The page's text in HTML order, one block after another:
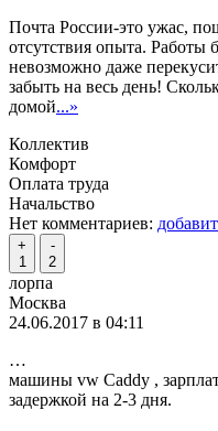
Почта России-это ужас,
отсутствия опыта.
невозможно даже
забыть на весь день!
домой...»
Коллектив
Комфорт
Оплата труда
Начальство
Нет комментариев:
+
1
-
2
лорпа
Москва
24.06.2017 в 04:11
…
машины vw Caddy ,
задержкой на 2-3 дня.